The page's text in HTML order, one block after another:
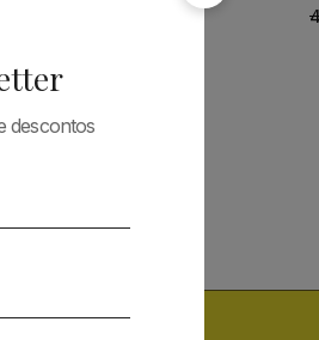
descontos